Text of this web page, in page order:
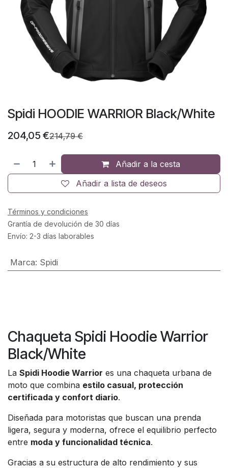
Spidi HOODIE WARRIOR Black/White
204,05 €214,79€
Añadir a la cesta
Añadir a lista de deseos
Términos y condiciones
Grantía de devolución de 30 días
Envío: 2-3 días laborables
Marca: Spidi
Chaqueta Spidi Hoodie Warrior
Black/White
La Spidi Hoodie Warrior es una chaqueta urbana de
moto que combina estilo casual, protección
certificada y confort diario.
Diseñada para motoristas que buscan una prenda
ligera, segura y moderna, ofrece el equilibrio perfecto
entre moda y funcionalidad técnica.
Gracias a su estructura de alto rendimiento y sus